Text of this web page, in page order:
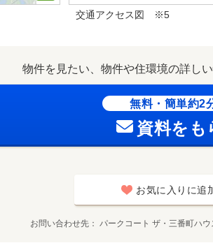
交通アクセス図 ※5
物件を見たい、物件や住環境の詳し
無料・簡単約2
資料をも
お気に入りに追
お問い合わせ先 パークコート ザ・三番町ハ